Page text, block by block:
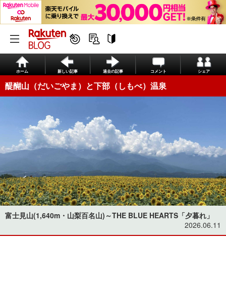
ホーム 新しい記事 過去の記事 コメント シェア
醍醐山（だいごやま）と下部（しもべ）温泉
富士見山(1,640m・山梨百名山)～THE BLUE HEARTS「夕暮れ」
2026.06.11